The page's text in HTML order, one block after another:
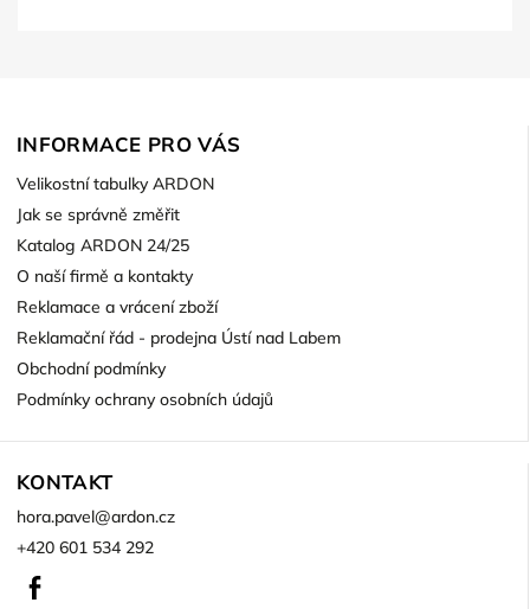
INFORMACE PRO VÁS
Velikostní tabulky ARDON
Jak se správně změřit
Katalog ARDON 24/25
O naší firmě a kontakty
Reklamace a vrácení zboží
Reklamační řád - prodejna Ústí nad Labem
Obchodní podmínky
Podmínky ochrany osobních údajů
KONTAKT
hora.pavel@ardon.cz
+420 601 534 292